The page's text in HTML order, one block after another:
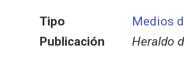
Tipo
Medios
Publicación
Heraldo